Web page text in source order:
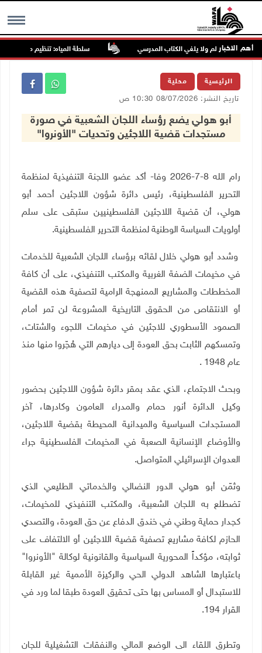
MENU أهم الاخبار
يطوّر التعلم ولا يلغي الكتاب المدرسي سلطة المياه: تنظيم مياه الأغوار
الرئيسية محلية
تاريخ النشر: 08/07/2026 10:30 ص
أبو هولي يضع رؤساء اللجان الشعبية في صورة
مستجدات قضية اللاجئين وتحديات "الأونروا"
رام الله 8-7-2026 وفا- أكد عضو اللجنة التنفيذية لمنظمة
التحرير الفلسطينية، رئيس دائرة شؤون اللاجئين أحمد أبو
هولي، أن قضية اللاجئين الفلسطينيين ستبقى على سلم
أولويات السياسة الوطنية لمنظمة التحرير الفلسطينية.
وشدد أبو هولي خلال لقائه برؤساء اللجان الشعبية للخدمات
في مخيمات الضفة الغربية والمكتب التنفيذي، على أن كافة
المخططات والمشاريع الممنهجة الرامية لتصفية هذه القضية
أو الانتقاص من الحقوق التاريخية المشروعة لن تمر أمام
الصمود الأسطوري للاجئين في مخيمات اللجوء والشتات،
وتمسكهم الثابت بحق العودة إلى ديارهم التي هُجّروا منها منذ
عام 1948
.
وبحث الاجتماع، الذي عقد بمقر دائرة شؤون اللاجئين بحضور
وكيل الدائرة أنور حمام والمدراء العامون وكادرها، آخر
المستجدات السياسية والميدانية المحيطة بقضية اللاجئين،
والأوضاع الإنسانية الصعبة في المخيمات الفلسطينية جراء
العدوان الإسرائيلي المتواصل.
وثمّن أبو هولي الدور النضالي والخدماتي الطليعي الذي
تضطلع به اللجان الشعبية، والمكتب التنفيذي للمخيمات،
كجدار حماية وطني في خندق الدفاع عن حق العودة، والتصدي
الحازم لكافة مشاريع تصفية قضية اللاجئين أو الالتفاف على
ثوابته، مؤكداً المحورية السياسية والقانونية لوكالة "الأونروا"
باعتبارها الشاهد الدولي الحي والركيزة الأممية غير القابلة
للاستبدال أو المساس بها حتى تحقيق العودة طبقا لما ورد في
القرار 194
.
وتطرق اللقاء الى الوضع المالي والنفقات التشغيلية للجان